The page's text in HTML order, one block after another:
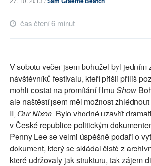
TÉMATA
AUTOŘI
PŘÍSPĚVKY NA PROVOZ
SOCIÁLNÍ SÍTĚ
RUBRIKY
PLNÁ VERZE STRÁNEK
čas čtení 6 minut
V sobotu večer jsem bohužel byl jedním
návštěvníků festivalu, kteří přišli příliš
mohli dostat na promítání filmu Show
ale naštěstí jsem měl možnost
II, Our Nixon. Bylo vhodné uzavřít
v České republice politickým
Penny Lee se velmi úspěšně podařilo
dokument, který se skládal čistě z
které udržovaly jak strukturu, tak zájem